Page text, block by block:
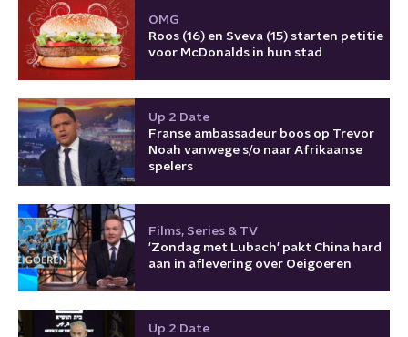
OMG
Roos (16) en Sveva (15) starten petitie
voor McDonalds in hun stad
Up 2 Date
Franse ambassadeur boos op Trevor
Noah vanwege s/o naar Afrikaanse
spelers
Films, Series & TV
'Zondag met Lubach' pakt China hard
aan in aflevering over Oeigoeren
Up 2 Date